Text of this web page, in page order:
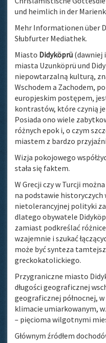
und heimlich in der
Mehr Informationen über
Słubfurter Mediathek.
Miasto Didyköprü (dawniej
miasta Uzunköprü und
niepowtarzalną kulturą,
Wschodem a Zachodem,
europjeskim postępem,
kontrastów, które czynią
Posiada ono wiele
różnych epok i, o czym
miastem z bardzo
Wizja pokojowego
stała się faktem.
W Grecji czy w Turcji
na podstawie historyczych
nietolerancyjnej polityki
dlatego obywatele
zamiast podkreślać
wzajemnie i szukać
może być synteza
greckokatolickiego.
Przygraniczne miasto
długości geograficznej
geograficznej północnej,
klimacie umiarkowanym,
– pięcioma wilgotnymi
Głównym źródłem